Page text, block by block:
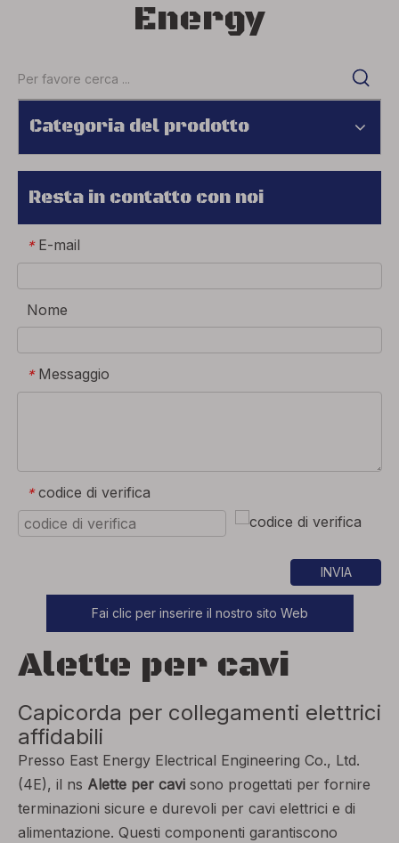
Energy
Categoria del prodotto
Resta in contatto con noi
* E-mail
Nome
* Messaggio
* codice di verifica
INVIA
Fai clic per inserire il nostro sito Web
Alette per cavi
Capicorda per collegamenti elettrici
affidabili
Presso East Energy Electrical Engineering Co., Ltd.
(4E), il ns Alette per cavi sono progettati per fornire
terminazioni sicure e durevoli per cavi elettrici e di
alimentazione. Questi componenti garantiscono